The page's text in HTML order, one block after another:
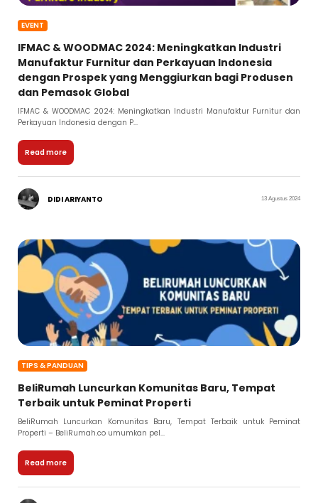
EVENT
IFMAC & WOODMAC 2024: Meningkatkan Industri
Manufaktur Furnitur dan Perkayuan Indonesia
dengan Prospek yang Menggiurkan bagi Produsen
dan Pemasok Global
IFMAC & WOODMAC 2024: Meningkatkan Industri Manufaktur Furnitur dan
Perkayuan Indonesia dengan P...
Read more
DIDI ARIYANTO 13 Agustus 2024
TIPS & PANDUAN
BeliRumah Luncurkan Komunitas Baru, Tempat
Terbaik untuk Peminat Properti
BeliRumah Luncurkan Komunitas Baru, Tempat Terbaik untuk Peminat
Properti – BeliRumah.co umumkan pel...
Read more